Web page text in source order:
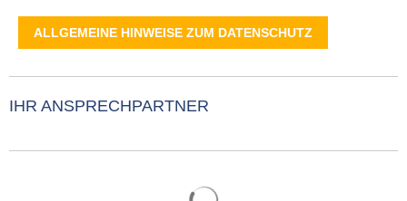
ALLGEMEINE HINWEISE ZUM DATENSCHUTZ
IHR ANSPRECHPARTNER